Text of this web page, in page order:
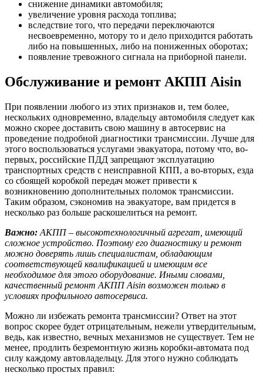
снижение динамики автомобиля;
увеличение уровня расхода топлива;
вследствие того, что передачи переключаются
несвоевременно, мотору то и дело приходится работать
либо на повышенных, либо на пониженных оборотах;
появление тревожного сигнала на приборной панели.
Обслуживание и ремонт АКПП Aisin
При появлении любого из этих признаков и, тем более,
нескольких одновременно, владельцу автомобиля следует как
можно скорее доставить свою машину в автосервис на
проведение подробной диагностики трансмиссии. Лучше для
этого воспользоваться услугами эвакуатора, потому что, во-
первых, российские ПДД запрещают эксплуатацию
транспортных средств с неисправной КПП, а во-вторых, езда
со сбоящей коробкой передач может привести к
возникновению дополнительных поломок трансмиссии.
Таким образом, сэкономив на эвакуаторе, вам придется в
несколько раз больше раскошелиться на ремонт.
Важно: АКПП – высокотехнологичный агрегат, имеющий
сложное устройство. Поэтому его диагностику и ремонт
можно доверять лишь специалистам, обладающим
соответствующей квалификацией и имеющим все
необходимое для этого оборудование. Иными словами,
качественный ремонт АКПП Aisin возможен только в
условиях профильного автосервиса.
Можно ли избежать ремонта трансмиссии? Ответ на этот
вопрос скорее будет отрицательным, нежели утвердительным,
ведь, как известно, вечных механизмов не существует. Тем не
менее, продлить безремонтную жизнь коробки-автомата под
силу каждому автовладельцу. Для этого нужно соблюдать
несколько простых правил: